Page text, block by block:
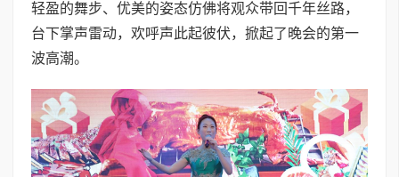
轻盈的舞步、优美的姿态仿佛将观众带回千年丝路，
台下掌声雷动，欢呼声此起彼伏，掀起了晚会的第一
波高潮。